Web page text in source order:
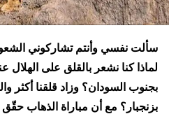
سألت نفسي وأنتم تشاركوني
لماذا كنا نشعر بالقلق على
بجنوب السودان؟ وزاد قلقنا أكثر
بزنجبار؟ مع أن مباراة الذهاب حقّق